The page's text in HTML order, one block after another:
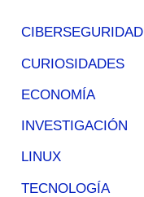
CIBERSEGURIDAD
CURIOSIDADES
ECONOMÍA
INVESTIGACIÓN
LINUX
TECNOLOGÍA